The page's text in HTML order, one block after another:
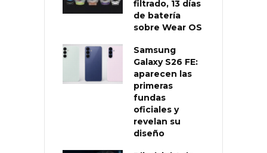
filtrado, 13 días
de batería
sobre Wear OS
Samsung
Galaxy S26 FE:
aparecen las
primeras
fundas
oficiales y
revelan su
diseño